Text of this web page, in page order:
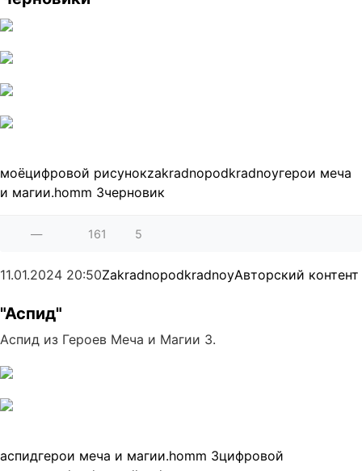
моёцифровой рисунокzakradnopodkradnoyгерои меча
и магии.homm 3черновик
— 161 5
11.01.2024 20:50ZakradnopodkradnoyАвторский контент
"Аспид"
Аспид из Героев Меча и Магии 3.
аспидгерои меча и магии.homm 3цифровой